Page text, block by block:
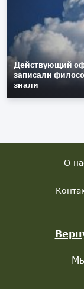
Действующий
записали
знали
О